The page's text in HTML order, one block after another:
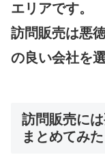
エリアです。
訪問販売は悪
の良い会社を
訪問販売に
まとめてみた